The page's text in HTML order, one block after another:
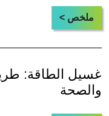
ملخص >
غسيل الطاقة:
والصحة